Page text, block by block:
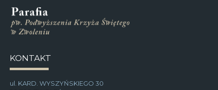
KONTAKT
ul. KARD. WYSZYŃSKIEGO 30